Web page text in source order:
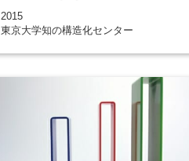
2015
東京大学知の構造化センター